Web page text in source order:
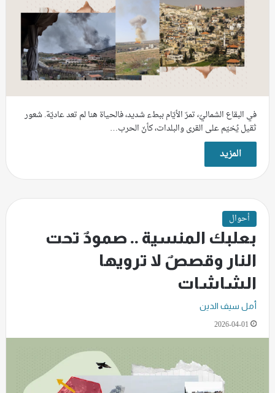
في البقاع الشماليّ، تمرّ الأيّام ببطء شديد، فالحياة هنا لم تعد عاديّة. شعور
ثقيل يُخيّم على القرى والبلدات، كأنّ الحرب…
المزيد
أحوال
بعلبك المنسية .. صمودٌ تحت
النار وقصصٌ لا ترويها
الشاشات
أمل سيف الدين
2026-04-01